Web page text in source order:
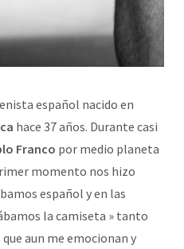
español nacido en
hace 37 años. Durante casi
Franco por medio planeta
momento nos hizo
español y en las
la camiseta » tanto
aun me emocionan y